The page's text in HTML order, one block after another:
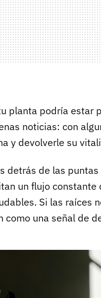
planta podría estar
noticias: con
y devolverle su
detrás de las
un flujo
Si las raíces
como una señal de